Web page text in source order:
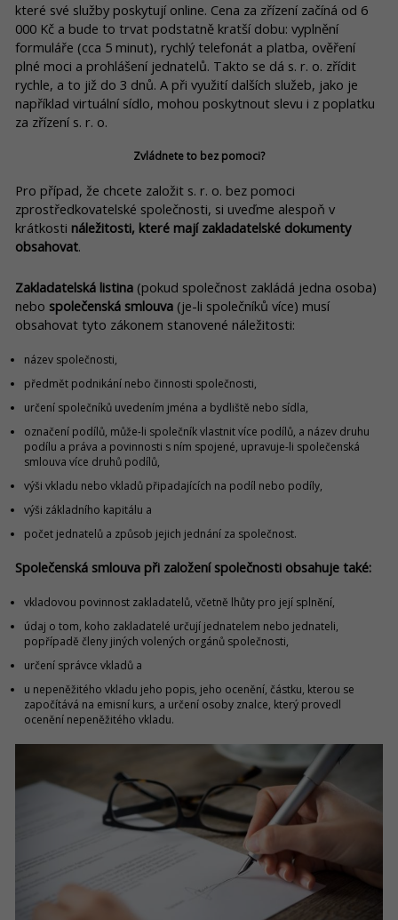
které své služby poskytují online. Cena za zřízení začíná od 6
000 Kč a bude to trvat podstatně kratší dobu: vyplnění
formuláře (cca 5 minut), rychlý telefonát a platba, ověření
plné moci a prohlášení jednatelů. Takto se dá s. r. o. zřídit
rychle, a to již do 3 dnů. A při využití dalších služeb, jako je
například virtuální sídlo, mohou poskytnout slevu i z poplatku
za zřízení s. r. o.
Zvládnete to bez pomoci?
Pro případ, že chcete založit s. r. o. bez pomoci
zprostředkovatelské společnosti, si uveďme alespoň v
krátkosti náležitosti, které mají zakladatelské dokumenty
obsahovat.
Zakladatelská listina (pokud společnost zakládá jedna osoba)
nebo společenská smlouva (je-li společníků více) musí
obsahovat tyto zákonem stanovené náležitosti:
název společnosti,
předmět podnikání nebo činnosti společnosti,
určení společníků uvedením jména a bydliště nebo sídla,
označení podílů, může-li společník vlastnit více podílů, a název druhu
podílu a práva a povinnosti s ním spojené, upravuje-li společenská
smlouva více druhů podílů,
výši vkladu nebo vkladů připadajících na podíl nebo podíly,
výši základního kapitálu a
počet jednatelů a způsob jejich jednání za společnost.
Společenská smlouva při založení společnosti obsahuje také:
vkladovou povinnost zakladatelů, včetně lhůty pro její splnění,
údaj o tom, koho zakladatelé určují jednatelem nebo jednateli,
popřípadě členy jiných volených orgánů společnosti,
určení správce vkladů a
u nepeněžitého vkladu jeho popis, jeho ocenění, částku, kterou se
započítává na emisní kurs, a určení osoby znalce, který provedl
ocenění nepeněžitého vkladu.